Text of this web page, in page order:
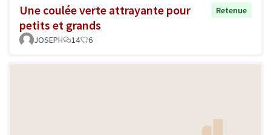
Une coulée verte attrayante pour
petits et grands
Retenue
JOSEPH 14 6